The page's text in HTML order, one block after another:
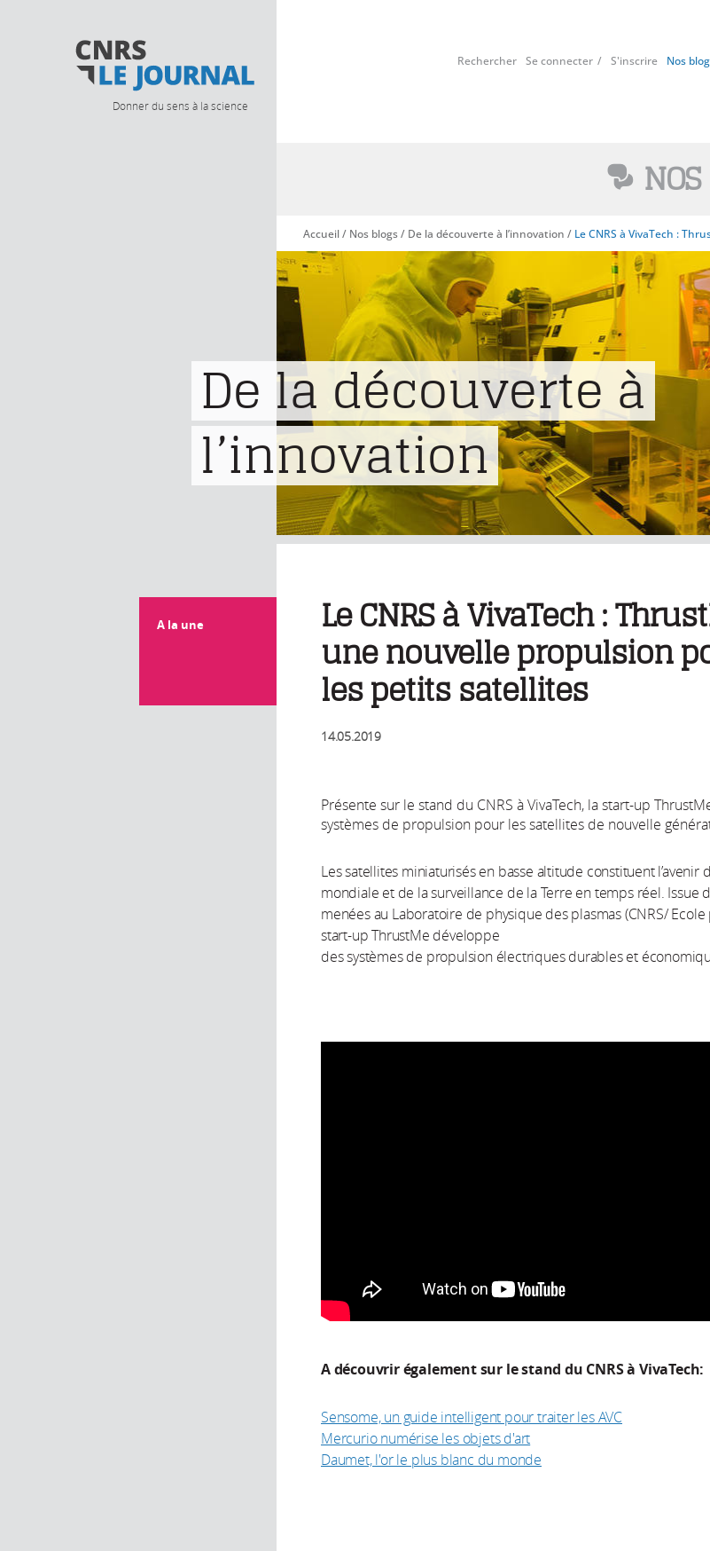
Donner du sens à la science
Rechercher Se connecter S'inscrire Nos
NOS
Vous êtes ici
Accueil/ Nos blogs/ De la découverte à l’innovation / Le CNRS à VivaTech :
De la découverte à
l’innovation
A la une
Le CNRS à VivaTech :
une nouvelle propulsion
les petits satellites
14.05.2019
Présente sur le stand du CNRS à VivaTech, la start-up
systèmes de propulsion pour les satellites de nouvelle
Les satellites miniaturisés en basse altitude constituent l’avenir
mondiale et de la surveillance de la Terre en temps réel. Issue
menées au Laboratoire de physique des plasmas (CNRS/
start-up ThrustMe développe
des systèmes de propulsion électriques durables et
A découvrir également sur le stand du CNRS à VivaTech:
Sensome, un guide intelligent pour traiter les AVC
Mercurio numérise les objets d'art
Daumet, l'or le plus blanc du monde